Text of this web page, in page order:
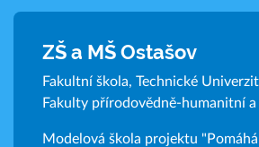
ZŠ a MŠ Ostašov
Fakultní škola, Technické
Fakulty přírodovědně-humanitní a
Modelová škola projektu